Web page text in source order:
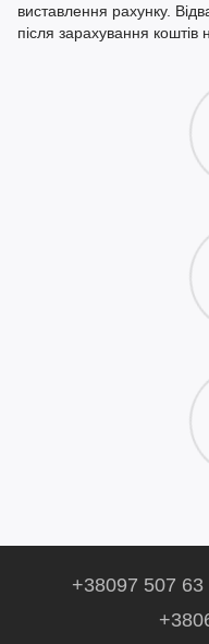
виставлення рахунку.
після зарахування коштів
+38097 507 63